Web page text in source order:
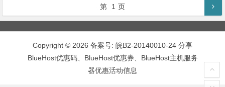
第 1 页
Copyright © 2026 备案号: 皖B2-20140010-24 分享
BlueHost优惠码、BlueHost优惠券、BlueHost主机服务
器优惠活动信息